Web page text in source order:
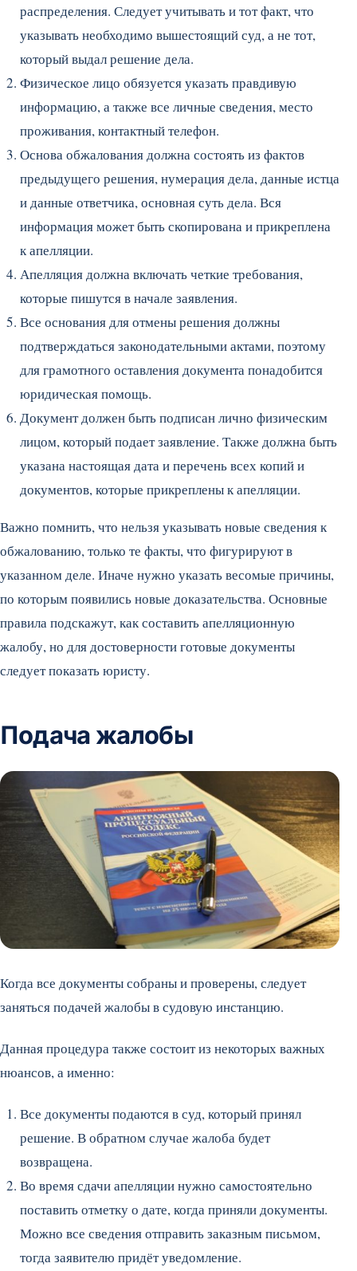
распределения. Следует учитывать и тот факт, что
указывать необходимо вышестоящий суд, а не тот,
который выдал решение дела.
Физическое лицо обязуется указать правдивую
информацию, а также все личные сведения, место
проживания, контактный телефон.
Основа обжалования должна состоять из фактов
предыдущего решения, нумерация дела, данные истца
и данные ответчика, основная суть дела. Вся
информация может быть скопирована и прикреплена
к апелляции.
Апелляция должна включать четкие требования,
которые пишутся в начале заявления.
Все основания для отмены решения должны
подтверждаться законодательными актами, поэтому
для грамотного оставления документа понадобится
юридическая помощь.
Документ должен быть подписан лично физическим
лицом, который подает заявление. Также должна быть
указана настоящая дата и перечень всех копий и
документов, которые прикреплены к апелляции.
Важно помнить, что нельзя указывать новые сведения к
обжалованию, только те факты, что фигурируют в
указанном деле. Иначе нужно указать весомые причины,
по которым появились новые доказательства. Основные
правила подскажут, как составить апелляционную
жалобу, но для достоверности готовые документы
следует показать юристу.
Подача жалобы
Когда все документы собраны и проверены, следует
заняться подачей жалобы в судовую инстанцию.
Данная процедура также состоит из некоторых важных
нюансов, а именно:
Все документы подаются в суд, который принял
решение. В обратном случае жалоба будет
возвращена.
Во время сдачи апелляции нужно самостоятельно
поставить отметку о дате, когда приняли документы.
Можно все сведения отправить заказным письмом,
тогда заявителю придёт уведомление.